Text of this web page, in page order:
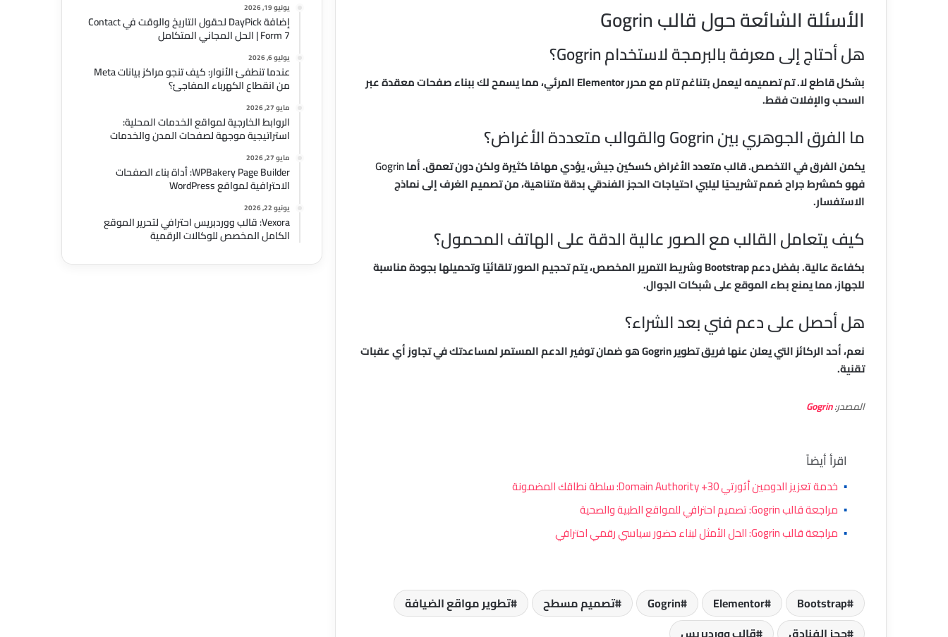
الأسئلة الشائعة حول قالب Gogrin
هل أحتاج إلى معرفة بالبرمجة لاستخدام Gogrin؟
بشكل قاطع لا. تم تصميمه ليعمل بتناغم تام مع محرر Elementor المرئي، مما يسمح لك ببناء صفحات معقدة عبر
السحب والإفلات فقط.
ما الفرق الجوهري بين Gogrin والقوالب متعددة الأغراض؟
يكمن الفرق في التخصص. قالب متعدد الأغراض كسكين جيش، يؤدي مهامًا كثيرة ولكن دون تعمق. أماGogrin
فهو كمشرط جراح صُمم تشريحيًا ليلبي احتياجات الحجز الفندقي بدقة متناهية، من تصميم الغرف إلى نماذج
الاستفسار.
كيف يتعامل القالب مع الصور عالية الدقة على الهاتف المحمول؟
بكفاءة عالية. بفضل دعم Bootstrap وشريط التمرير المخصص، يتم تحجيم الصور تلقائيًا وتحميلها بجودة مناسبة
للجهاز، مما يمنع بطء الموقع على شبكات الجوال.
هل أحصل على دعم فني بعد الشراء؟
نعم، أحد الركائز التي يعلن عنها فريق تطوير Gogrin هو ضمان توفير الدعم المستمر لمساعدتك في تجاوز أي عقبات
تقنية.
المصدر:Gogrin
اقرأ أيضاً
▪ خدمة تعزيز الدومين أثورتي 30+ Domain Authority: سلطة نطاقك المضمونة
▪ مراجعة قالب Gogrin: تصميم احترافي للمواقع الطبية والصحية
▪ مراجعة قالب Gogrin: الحل الأمثل لبناء حضور سياسي رقمي احترافي
Bootstrap
Elementor
Gogrin تصميم مسطح
تطوير مواقع الضيافة
عند الاستلام وقلل الخسائر
BlockWriter: مساعد الكتابة بالذكاء
الاصطناعي داخل محرر Gutenberg
يونيو 19, 2026
إضافة DayPick لحقول التاريخ والوقت في Contact
Form 7 | الحل المجاني المتكامل
يوليو 6, 2026
عندما تنطفئ الأنوار: كيف تنجو مراكز بيانات Meta
من انقطاع الكهرباء المفاجئ؟
مايو 27, 2026
الروابط الخارجية لمواقع الخدمات المحلية:
استراتيجية موجهة لصفحات المدن والخدمات
مايو 27, 2026
WPBakery Page Builder: أداة بناء الصفحات
الاحترافية لمواقع WordPress
يونيو 22, 2026
Vexora: قالب ووردبريس احترافي لتحرير الموقع
الكامل المخصص للوكالات الرقمية